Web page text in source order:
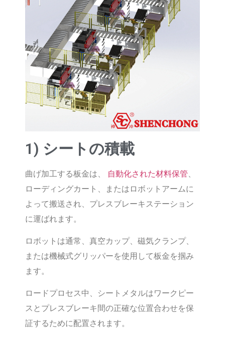
1) シートの積載
曲げ加工する板金は、 自動化された材料保管
ローディングカート、またはロボットアームに
よって搬送され、プレスブレーキステーション
に運ばれます。
ロボットは通常、真空カップ、磁気クランプ、
または機械式グリッパーを使用して板金を掴み
ます。
ロードプロセス中、シートメタルはワークピー
スとプレスブレーキ間の正確な位置合わせを保
証するために配置されます。